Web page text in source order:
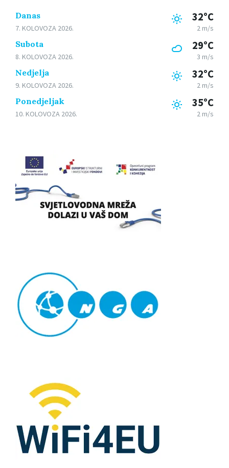
Danas
7. KOLOVOZA 2026.
32°C
2 m/s
Subota
8. KOLOVOZA 2026.
29°C
3 m/s
Nedjelja
9. KOLOVOZA 2026.
32°C
2 m/s
Ponedjeljak
10. KOLOVOZA 2026.
35°C
2 m/s